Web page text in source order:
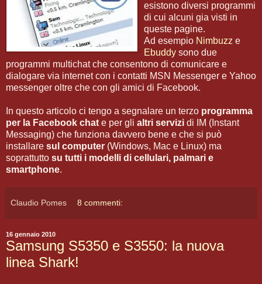
esistono diversi programmi
di cui alcuni gia visti in
queste pagine.
Ad esempio Nimbuzz e
Ebuddy sono due
programmi multichat che consentono di comunicare e
dialogare via internet con i contatti MSN Messenger e Yahoo
messenger oltre che con gli amici di Facebook.
In questo articolo ci tengo a segnalare un terzo programma
per la Facebook chat e per gli altri servizi di IM (Instant
Messaging) che funziona davvero bene e che si può
installare sul computer (Windows, Mac e Linux) ma
soprattutto su tutti i modelli di cellulari, palmari e
smartphone.
Claudio Pomes 8 commenti:
16 gennaio 2010
Samsung S5350 e S3550: la nuova
linea Shark!